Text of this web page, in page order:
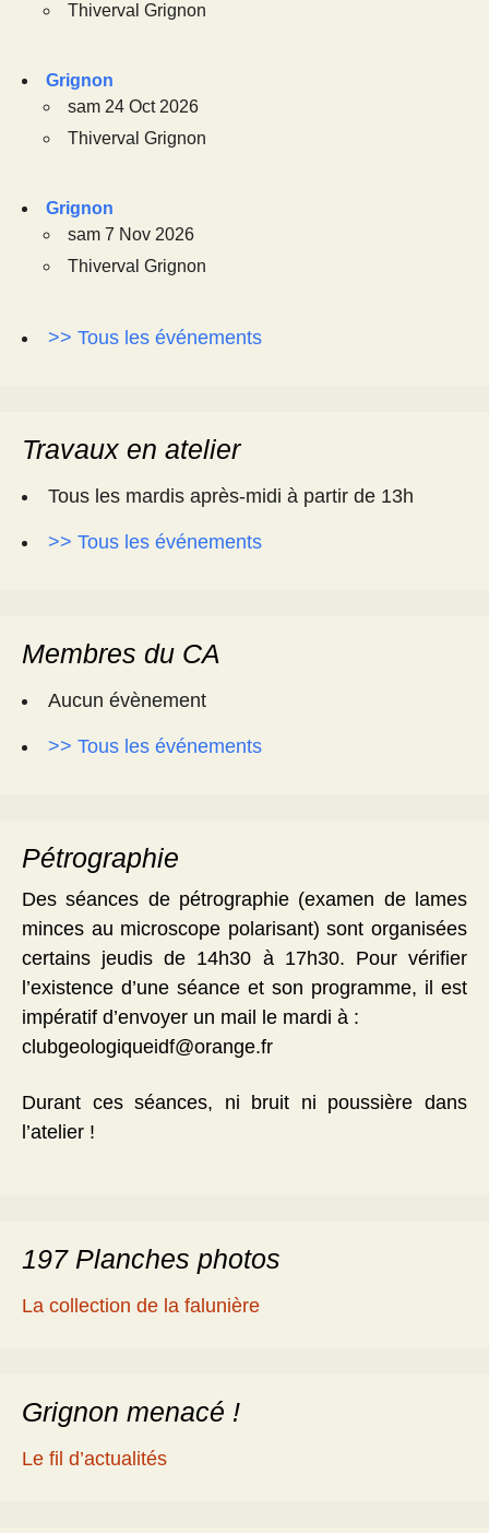
Thiverval Grignon
Grignon
sam 24 Oct 2026
Thiverval Grignon
Grignon
sam 7 Nov 2026
Thiverval Grignon
>> Tous les événements
Travaux en atelier
Tous les mardis après-midi à partir de 13h
>> Tous les événements
Membres du CA
Aucun évènement
>> Tous les événements
Pétrographie
Des séances de pétrographie (examen de lames
minces au microscope polarisant) sont organisées
certains jeudis de 14h30 à 17h30. Pour vérifier
l’existence d’une séance et son programme, il est
impératif d’envoyer un mail le mardi à :
clubgeologiqueidf@orange.fr
Durant ces séances, ni bruit ni poussière dans
l’atelier !
197 Planches photos
La collection de la falunière
Grignon menacé !
Le fil d’actualités